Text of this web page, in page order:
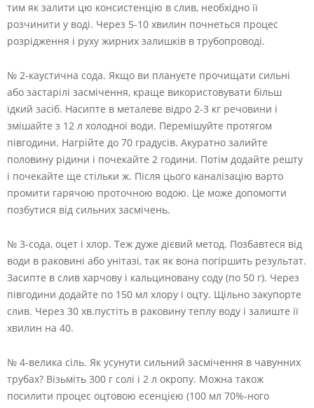
тим як залити цю консистенцію в слив, необхідно її
розчинити у воді. Через 5-10 хвилин почнеться процес
розрідження і руху жирних залишків в трубопроводі.
№ 2-каустична сода. Якщо ви плануєте прочищати сильні
або застарілі засмічення, краще використовувати більш
їдкий засіб. Насипте в металеве відро 2-3 кг речовини і
змішайте з 12 л холодної води. Перемішуйте протягом
півгодини. Нагрійте до 70 градусів. Акуратно залийте
половину рідини і почекайте 2 години. Потім додайте решту
і почекайте ще стільки ж. Після цього каналізацію варто
промити гарячою проточною водою. Це може допомогти
позбутися від сильних засмічень.
№ 3-сода, оцет і хлор. Теж дуже дієвий метод. Позбавтеся від
води в раковині або унітазі, так як вона погіршить результат.
Засипте в слив харчову і кальциновану соду (по 50 г). Через
півгодини додайте по 150 мл хлору і оцту. Щільно закупорте
слив. Через 30 хв.пустіть в раковину теплу воду і залиште її
хвилин на 40.
№ 4-велика сіль. Як усунути сильний засмічення в чавунних
трубах? Візьміть 300 г солі і 2 л окропу. Можна також
посилити процес оцтовою есенцією (100 мл 70%-ного